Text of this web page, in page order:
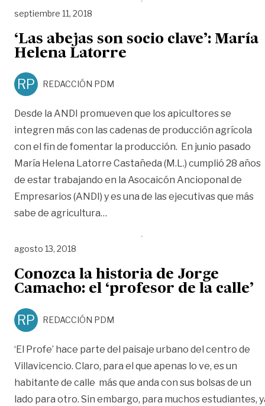
septiembre 11, 2018
‘Las abejas son socio clave’: María
Helena Latorre
RP REDACCIÓN PDM
Desde la ANDI promueven que los apicultores se
integren más con las cadenas de producción agrícola
con el fin de fomentar la producción. En junio pasado
María Helena Latorre Castañeda (M.L.) cumplió 28 años
de estar trabajando en la Asocaicón Ancioponal de
Empresarios (ANDI) y es una de las ejecutivas que más
sabe de agricultura…
agosto 13, 2018
Conozca la historia de Jorge
Camacho: el ‘profesor de la calle’
RP REDACCIÓN PDM
‘El Profe’ hace parte del paisaje urbano del centro de
Villavicencio. Claro, para el que apenas lo ve, es un
habitante de calle más que anda con sus bolsas de un
lado para otro. Sin embargo, para muchos estudiantes,